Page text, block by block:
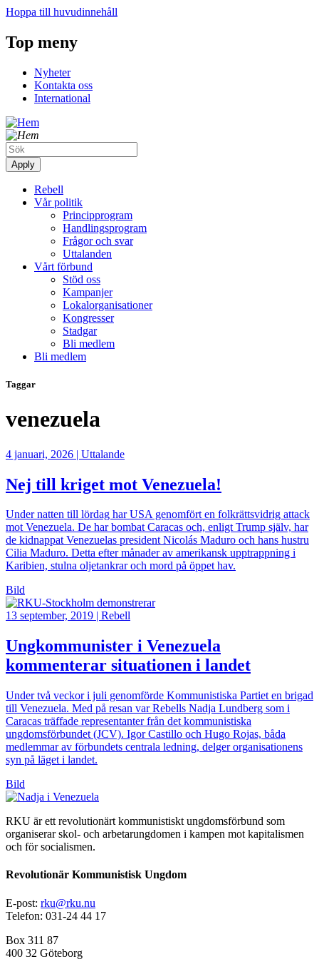
Hoppa till huvudinnehåll
Top meny
Nyheter
Kontakta oss
International
Rebell
Vår politik
Principprogram
Handlingsprogram
Frågor och svar
Uttalanden
Vårt förbund
Stöd oss
Kampanjer
Lokalorganisationer
Kongresser
Stadgar
Bli medlem
Bli medlem
Taggar
venezuela
4 januari, 2026 | Uttalande
Nej till kriget mot Venezuela!
Under natten till lördag har USA genomfört en folkrättsvidrig attack
mot Venezuela. De har bombat Caracas och, enligt Trump själv, har
de kidnappat Venezuelas president Nicolás Maduro och hans hustru
Cilia Maduro. Detta efter månader av amerikansk upptrappning i
Karibien, stulna oljetankrar och mord på öppet hav.
Bild
13 september, 2019 | Rebell
Ungkommunister i Venezuela
kommenterar situationen i landet
Under två veckor i juli genomförde Kommunistiska Partiet en brigad
till Venezuela. Med på resan var Rebells Nadja Lundberg som i
Caracas träffade representanter från det kommunistiska
ungdomsförbundet (JCV). Igor Castillo och Hugo Rojas, båda
medlemmar av förbundets centrala ledning, delger organisationens
syn på läget i landet.
Bild
RKU är ett revolutionärt kommunistiskt ungdomsförbund som
organiserar skol- och arbetarungdomen i kampen mot kapitalismen
och för socialismen.
Revolutionär Kommunistisk Ungdom
E-post: rku@rku.nu
Telefon: 031-24 44 17
Box 311 87
400 32 Göteborg